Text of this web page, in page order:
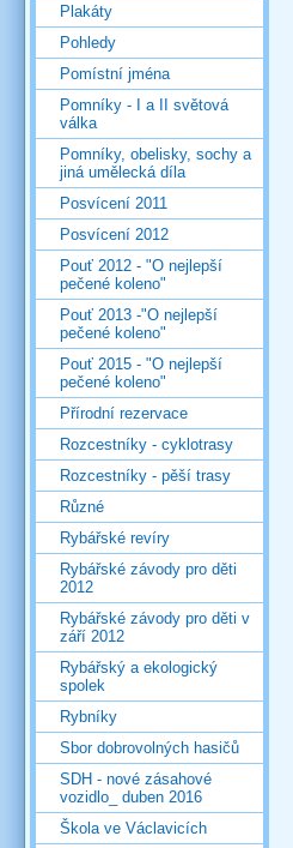
Plakáty
Pohledy
Pomístní jména
Pomníky - I a II světová
válka
Pomníky, obelisky, sochy a
jiná umělecká díla
Posvícení 2011
Posvícení 2012
Pouť 2012 - "O nejlepší
pečené koleno"
Pouť 2013 -"O nejlepší
pečené koleno"
Pouť 2015 - "O nejlepší
pečené koleno"
Přírodní rezervace
Rozcestníky - cyklotrasy
Rozcestníky - pěší trasy
Různé
Rybářské revíry
Rybářské závody pro děti
2012
Rybářské závody pro děti v
září 2012
Rybářský a ekologický
spolek
Rybníky
Sbor dobrovolných hasičů
SDH - nové zásahové
vozidlo_ duben 2016
Škola ve Václavicích